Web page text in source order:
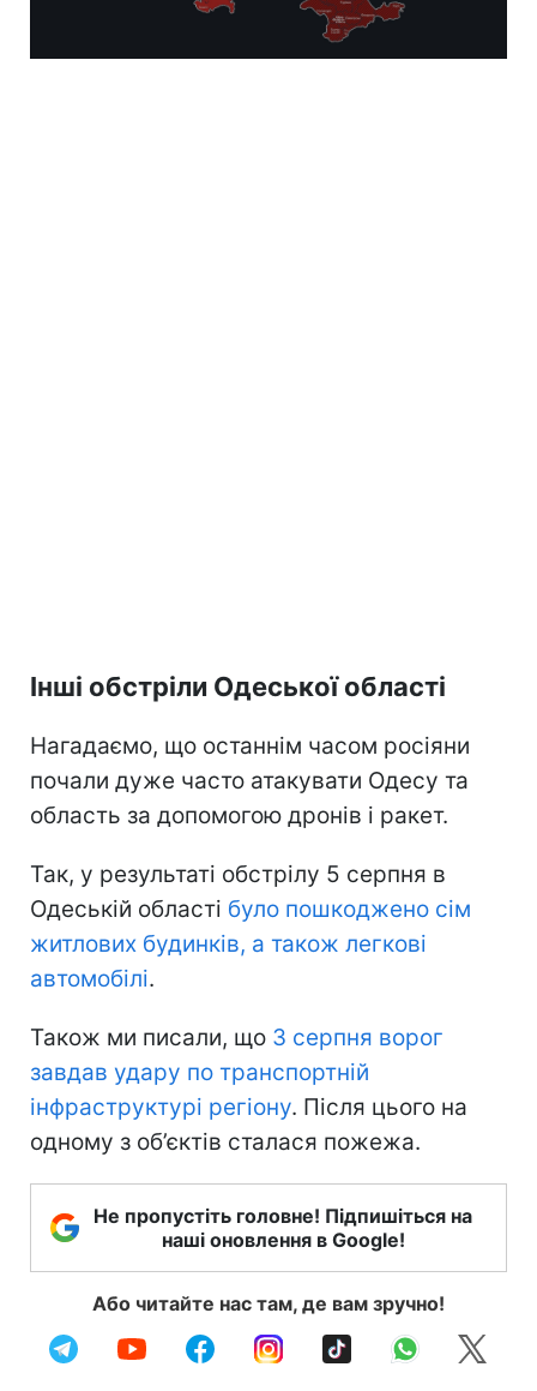
Інші обстріли Одеської області
Нагадаємо, що останнім часом росіяни
почали дуже часто атакувати Одесу та
область за допомогою дронів і ракет.
Так, у результаті обстрілу 5 серпня в
Одеській області було пошкоджено сім
житлових будинків, а також легкові
автомобілі.
Також ми писали, що 3 серпня ворог
завдав удару по транспортній
інфраструктурі регіону. Після цього на
одному з об’єктів сталася пожежа.
Не пропустіть головне! Підпишіться на
наші оновлення в Google!
Або читайте нас там, де вам зручно!